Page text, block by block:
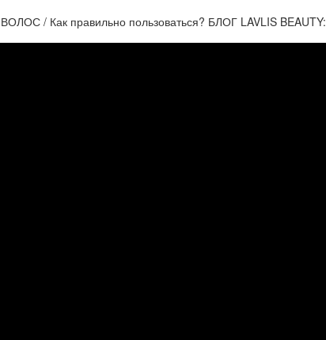
/ Как правильно пользоваться? БЛОГ LAVLIS BEAUTY: